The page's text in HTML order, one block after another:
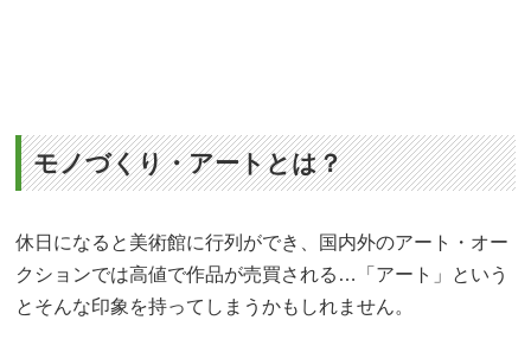
モノづくり・アートとは？
休日になると美術館に行列ができ、国内外のアート・オー
クションでは高値で作品が売買される…「アート」という
とそんな印象を持ってしまうかもしれません。